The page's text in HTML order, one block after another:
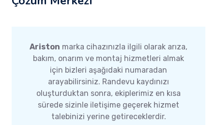
Ariston marka cihazınızla ilgili olarak arıza,
bakım, onarım ve montaj hizmetleri almak
için bizleri aşağıdaki numaradan
arayabilirsiniz. Randevu kaydınızı
oluşturduktan sonra, ekiplerimiz en kısa
sürede sizinle iletişime geçerek hizmet
talebinizi yerine getireceklerdir.